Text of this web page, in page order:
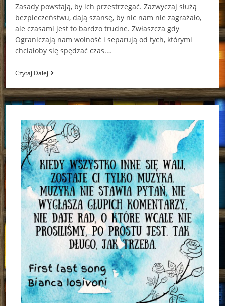
Zasady powstają, by ich przestrzegać. Zazwyczaj służą
bezpieczeństwu, dają szansę, by nic nam nie zagrażało,
ale czasami jest to bardzo trudne. Zwłaszcza gdy
Ograniczają nam wolność i separują od tych, którymi
chciałoby się spędzać czas.…
Czytaj DalejTajny
Klub
Nietypowych
Czarownic
Sangu